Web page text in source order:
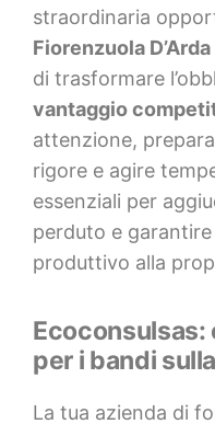
straordinaria
Fiorenzuola D’Arda
di trasformare
vantaggio
attenzione,
rigore e agire
essenziali per
perduto e
produttivo alla
Ecoconsulsas:
per i bandi
La tua azienda di